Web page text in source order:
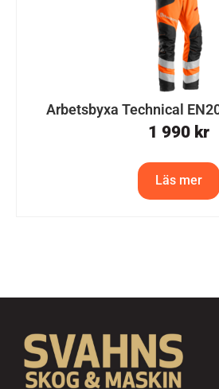
Arbetsbyxa Technical
1 990 kr
Läs mer